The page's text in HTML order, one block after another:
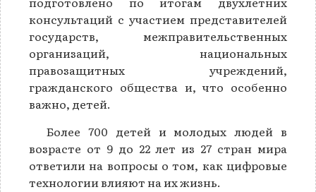
консультаций с участием представителей
государств, межправительственных
организаций, национальных
правозащитных учреждений,
гражданского общества и, что особенно
важно, детей.
Более 700 детей и молодых людей в
возрасте от 9 до 22 лет из 27 стран мира
ответили на вопросы о том, как цифровые
технологии влияют на их жизнь.